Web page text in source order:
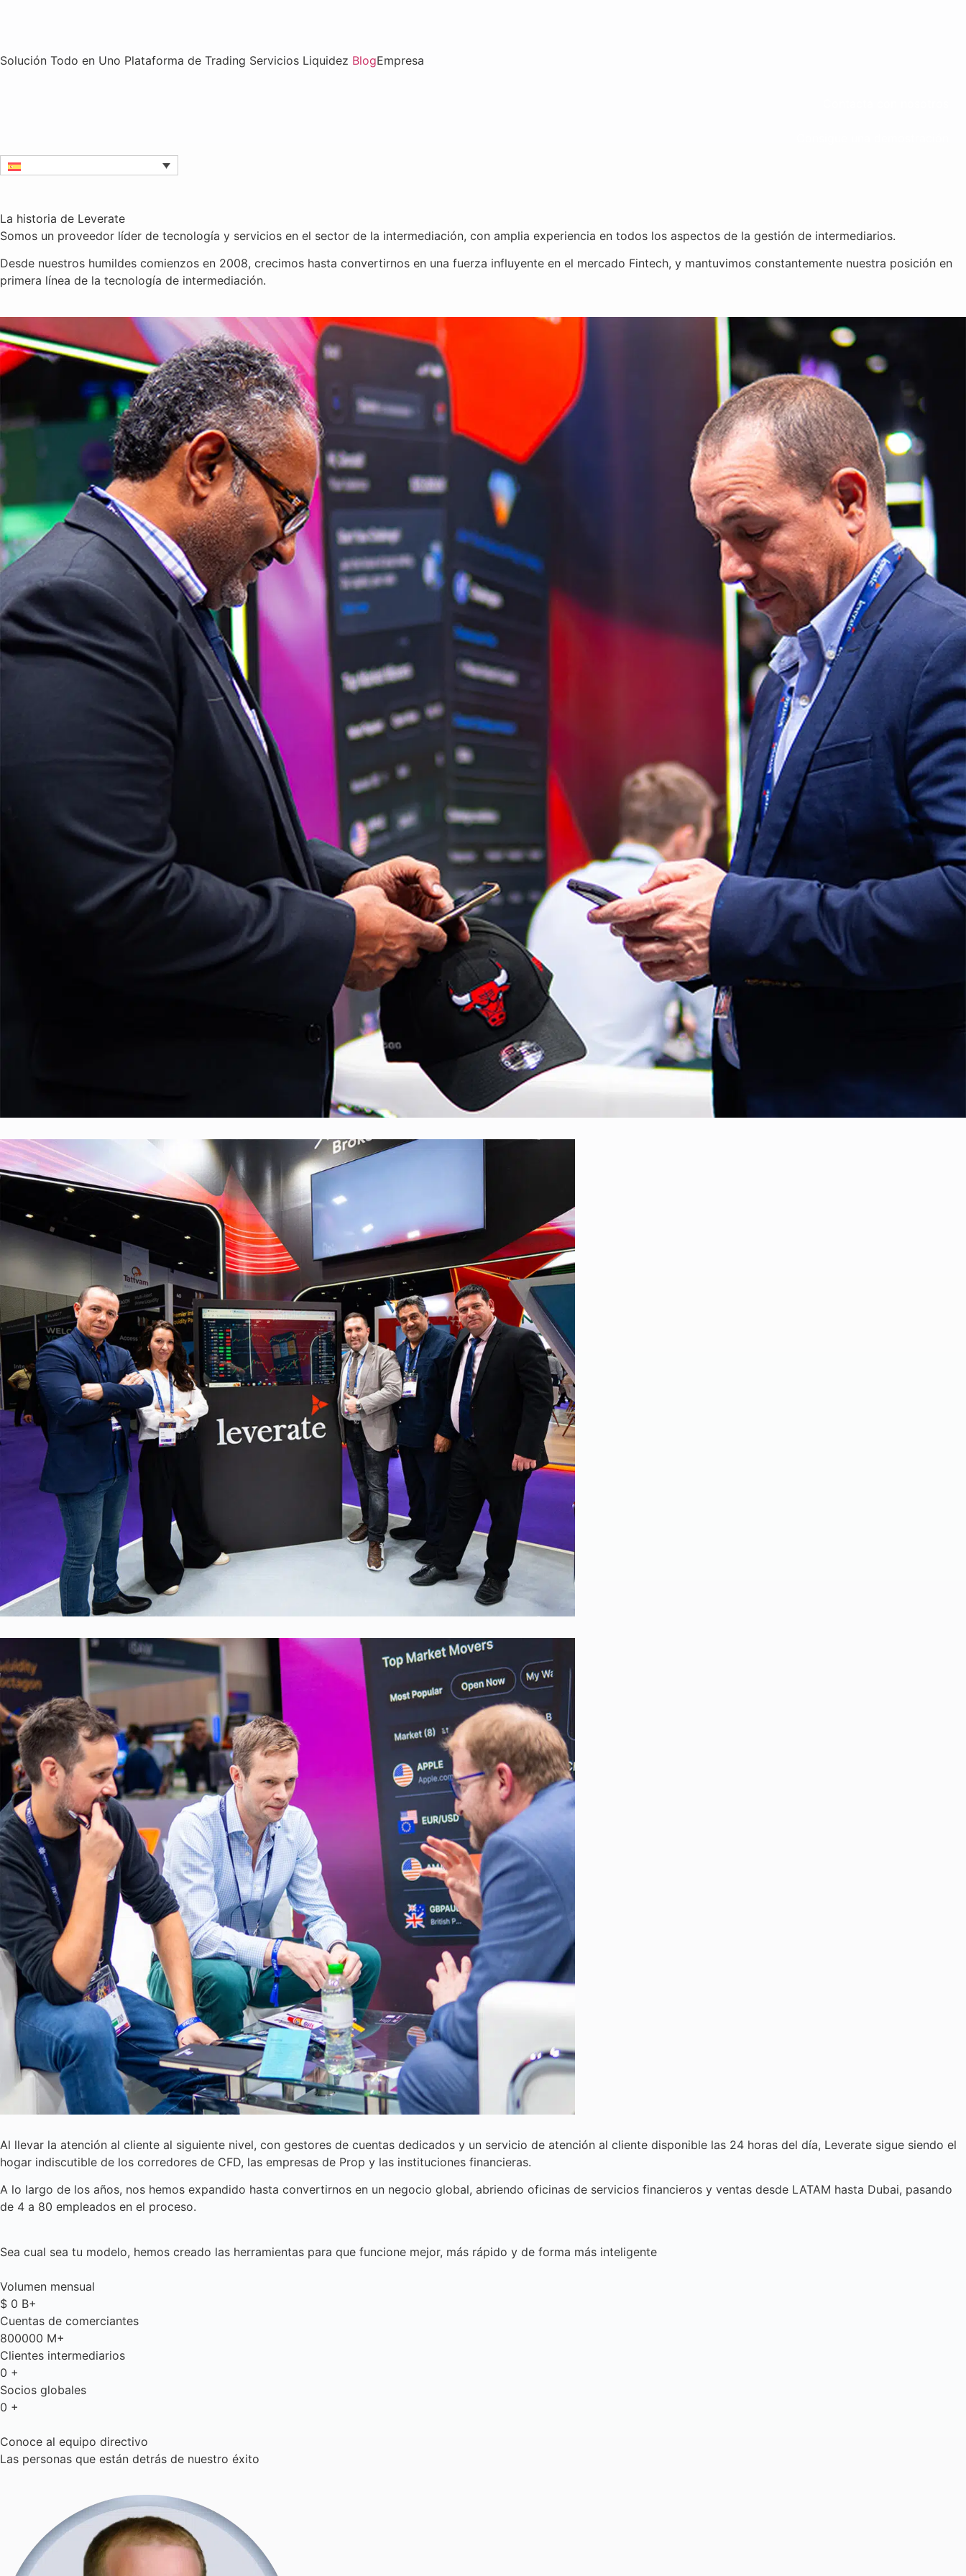
Solución Todo en Uno Plataforma de Trading Servicios Liquidez BlogEmpresa
La historia de Leverate
Somos un proveedor líder de tecnología y servicios en el sector de la intermediación, con amplia experiencia en todos los aspectos de la gestión de intermediarios.
Desde nuestros humildes comienzos en 2008, crecimos hasta convertirnos en una fuerza influyente en el mercado Fintech, y mantuvimos constantemente nuestra posición en
primera línea de la tecnología de intermediación.
Al llevar la atención al cliente al siguiente nivel, con gestores de cuentas dedicados y un servicio de atención al cliente disponible las 24 horas del día, Leverate sigue siendo el
hogar indiscutible de los corredores de CFD, las empresas de Prop y las instituciones financieras.
A lo largo de los años, nos hemos expandido hasta convertirnos en un negocio global, abriendo oficinas de servicios financieros y ventas desde LATAM hasta Dubai, pasando
de 4 a 80 empleados en el proceso.
Sea cual sea tu modelo, hemos creado las herramientas para que funcione mejor, más rápido y de forma más inteligente
Volumen mensual
$ 0 B+
Cuentas de comerciantes
800000 M+
Clientes intermediarios
0 +
Socios globales
0 +
Conoce al equipo directivo
Las personas que están detrás de nuestro éxito